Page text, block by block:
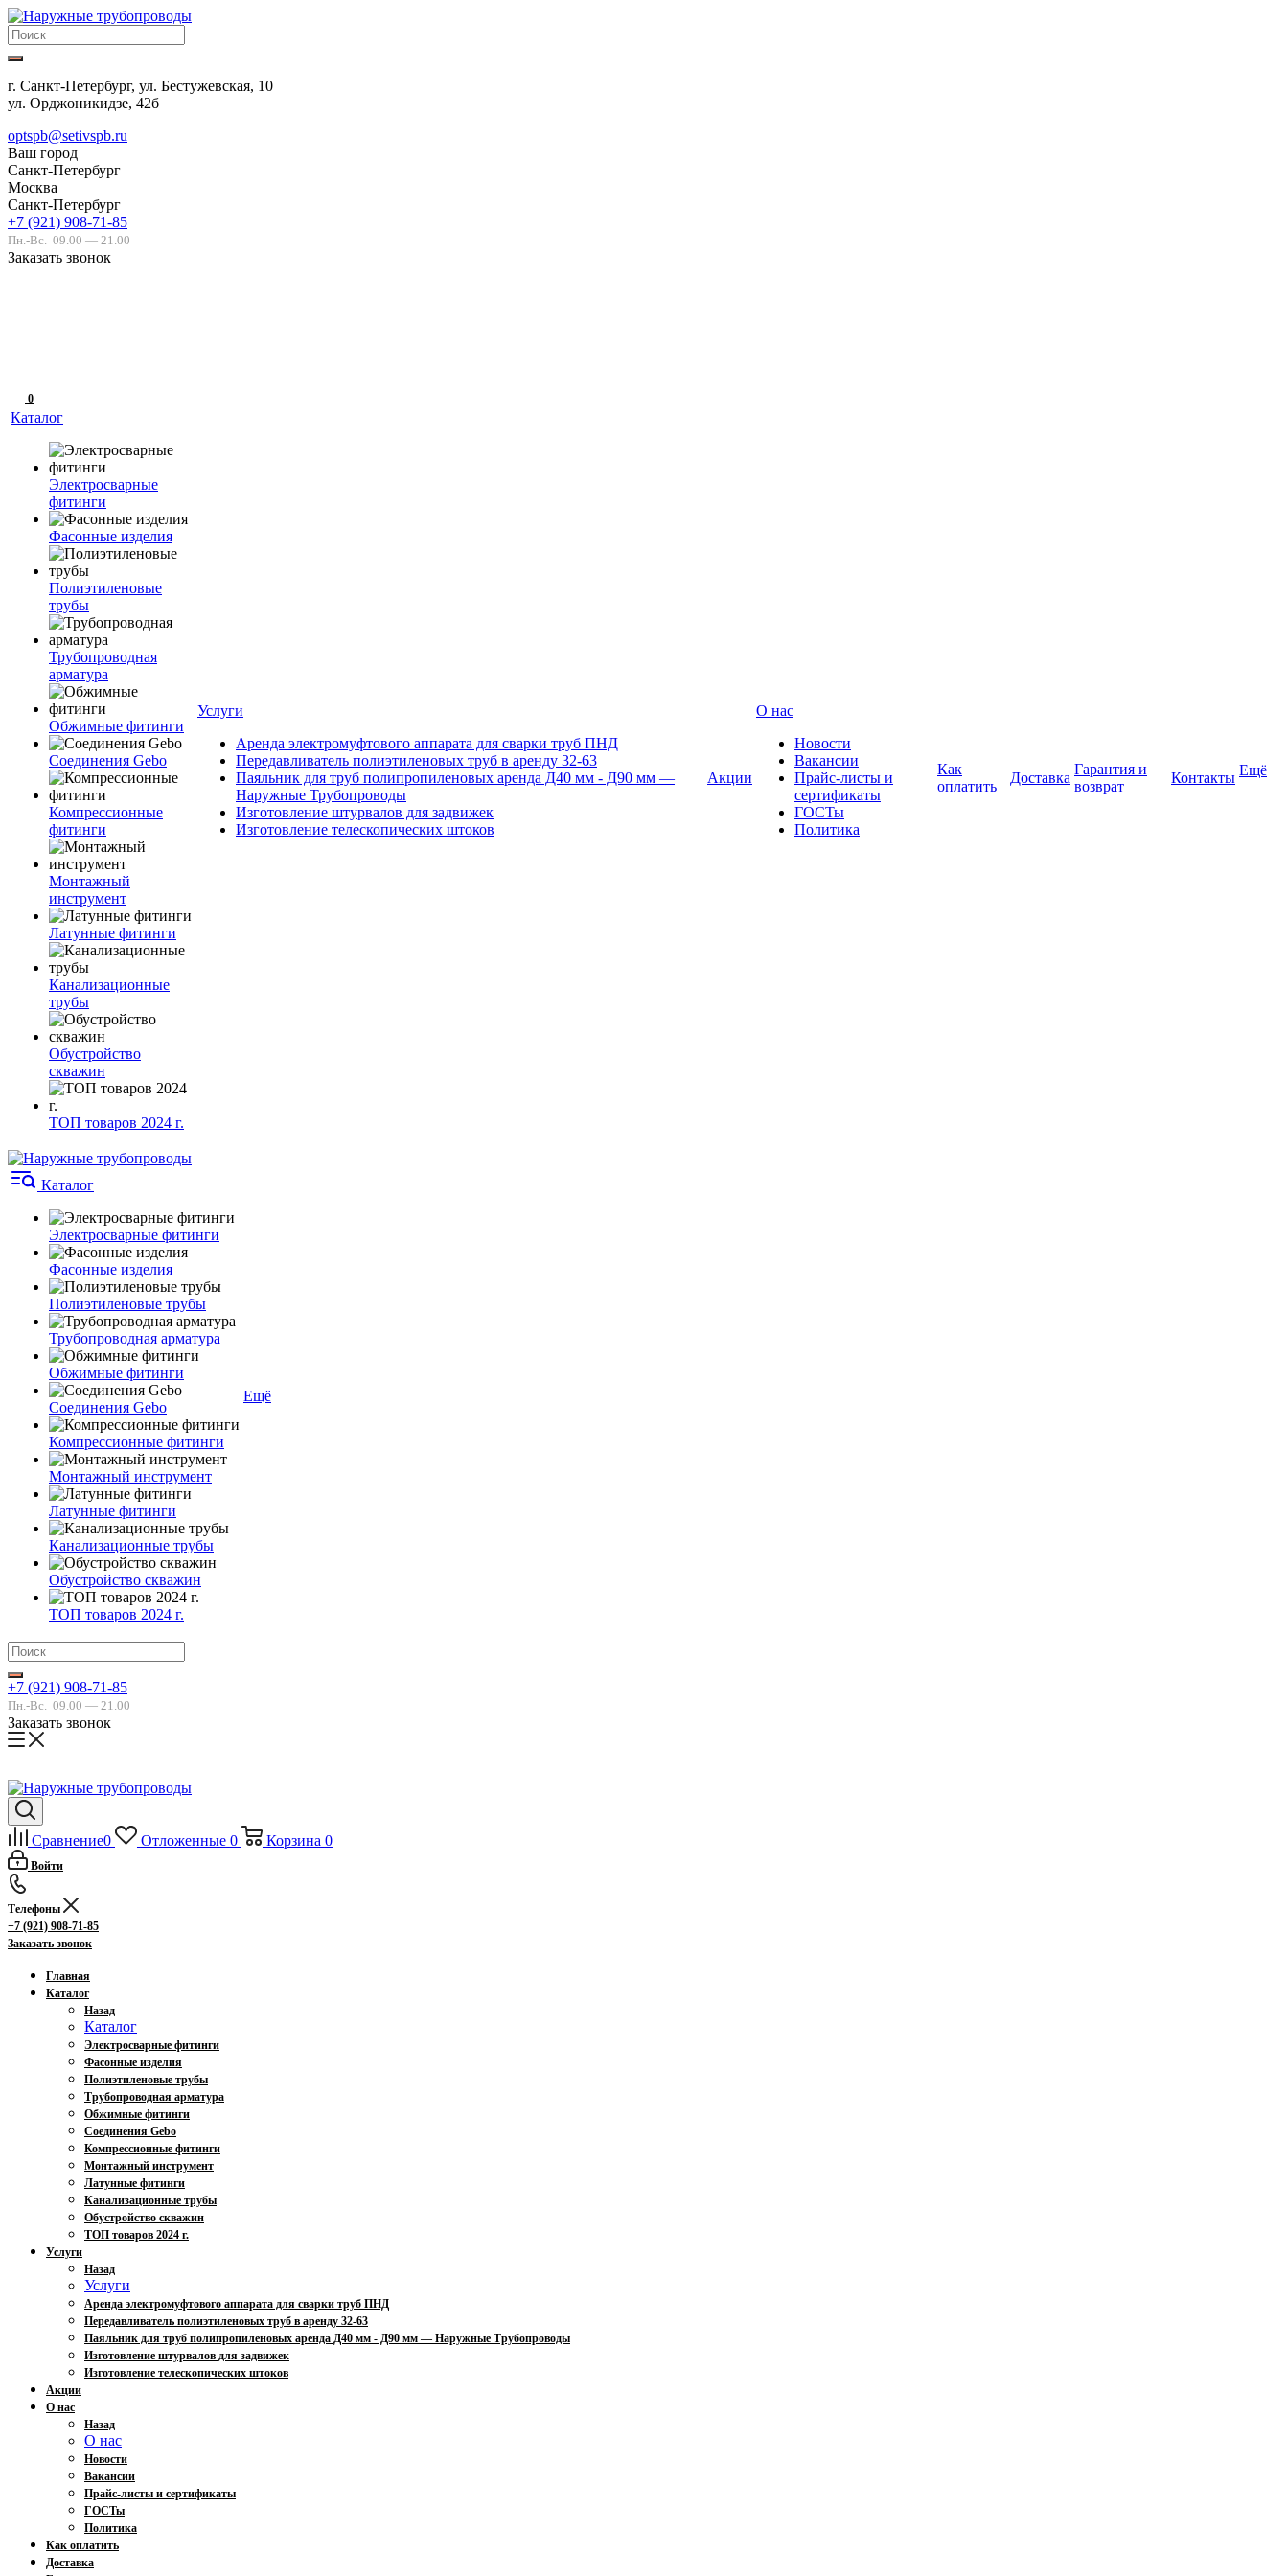
г. Санкт-Петербург, ул. Бестужевская, 10
ул. Орджоникидзе, 42б
optspb@setivspb.ru
Ваш город
Санкт-Петербург
Москва
Санкт-Петербург
+7 (921) 908-71-85
Пн.-Вс. 09.00 — 21.00
Заказать звонок
0
Каталог
Электросварные
фитинги
Фасонные изделия
Полиэтиленовые
трубы
Трубопроводная
арматура
Обжимные фитинги
Соединения Gebo
Компрессионные
фитинги
Монтажный
инструмент
Латунные фитинги
Канализационные
трубы
Обустройство
скважин
ТОП товаров 2024 г.
Услуги
Аренда электромуфтового аппарата для сварки труб ПНД
Передавливатель полиэтиленовых труб в аренду 32-63
Паяльник для труб полипропиленовых аренда Д40 мм - Д90 мм —
Наружные Трубопроводы
Изготовление штурвалов для задвижек
Изготовление телескопических штоков
Акции
О нас
Новости
Вакансии
Прайс-листы и
сертификаты
ГОСТы
Политика
Как
оплатить
Доставка
Гарантия и
возврат
Контакты Ещё
Каталог
Электросварные фитинги
Фасонные изделия
Полиэтиленовые трубы
Трубопроводная арматура
Обжимные фитинги
Соединения Gebo
Компрессионные фитинги
Монтажный инструмент
Латунные фитинги
Канализационные трубы
Обустройство скважин
ТОП товаров 2024 г.
Ещё
+7 (921) 908-71-85
Пн.-Вс. 09.00 — 21.00
Заказать звонок
Сравнение0 Отложенные 0 Корзина 0
Войти
Телефоны
+7 (921) 908-71-85
Заказать звонок
Главная
Каталог
Назад
Каталог
Электросварные фитинги
Фасонные изделия
Полиэтиленовые трубы
Трубопроводная арматура
Обжимные фитинги
Соединения Gebo
Компрессионные фитинги
Монтажный инструмент
Латунные фитинги
Канализационные трубы
Обустройство скважин
ТОП товаров 2024 г.
Услуги
Назад
Услуги
Аренда электромуфтового аппарата для сварки труб ПНД
Передавливатель полиэтиленовых труб в аренду 32-63
Паяльник для труб полипропиленовых аренда Д40 мм - Д90 мм — Наружные Трубопроводы
Изготовление штурвалов для задвижек
Изготовление телескопических штоков
Акции
О нас
Назад
О нас
Новости
Вакансии
Прайс-листы и сертификаты
ГОСТы
Политика
Как оплатить
Доставка